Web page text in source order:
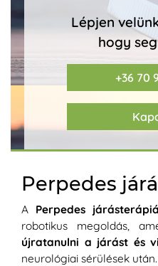
Lépjen
hogy
+36 70
Perpedes
A Perpedes
robotikus megoldás,
újratanulni a járást és
neurológiai sérülések